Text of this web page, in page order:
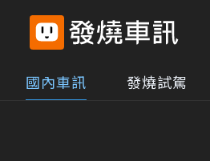
國內車訊 發燒試駕